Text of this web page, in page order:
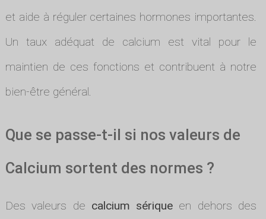
et aide à réguler certaines hormones importantes.
Un taux adéquat de calcium est vital pour le
maintien de ces fonctions et contribuent à notre
bien-être général.
Que se passe-t-il si nos valeurs de
Calcium sortent des normes ?
Des valeurs de calcium sérique en dehors des